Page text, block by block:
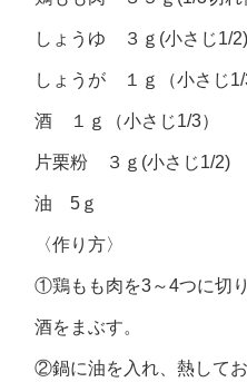
しょうゆ ３ｇ(小さじ1/2)
しょうが １ｇ（小さじ1/
酒 １ｇ（小さじ1/3）
片栗粉 ３ｇ(小さじ1/2)
油 5ｇ
〈作り方〉
①鶏もも肉を3～4つに切
酒をまぶす。
②鍋に油を入れ、熱して